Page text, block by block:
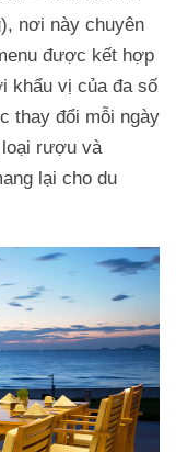
nơi này chuyên
được kết hợp
khẩu vị của đa số
thay đổi mỗi ngày
rượu và
lại cho du